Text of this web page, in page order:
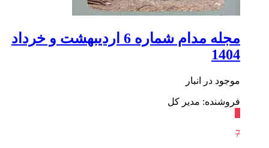
مجله مدام شماره 6 اردیبهشت‌ و خرداد
1404
موجود در انبار
فروشنده: مدیر کل
7